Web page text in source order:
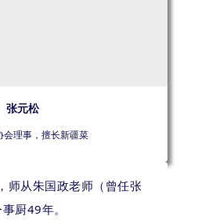
张元松
会理事，擅长新疆菜
师从朱国政老师（曾任张
厨49年。